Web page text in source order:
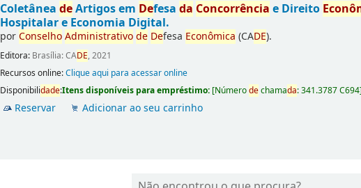
ColetâneadeArtigos em Defesada Concorrência e Direito
Hospitalar e Economia Digital.
porConselhoAdministrativode Defesa Econômica (CADE).
Editora: Brasília: CADE, 2021
Recursos online:Clique aqui para acessar online
Disponibilidade:Itens disponíveis para empréstimo: [Númerodechamada:341.3787 C694
Reservar Adicionar ao seu carrinho